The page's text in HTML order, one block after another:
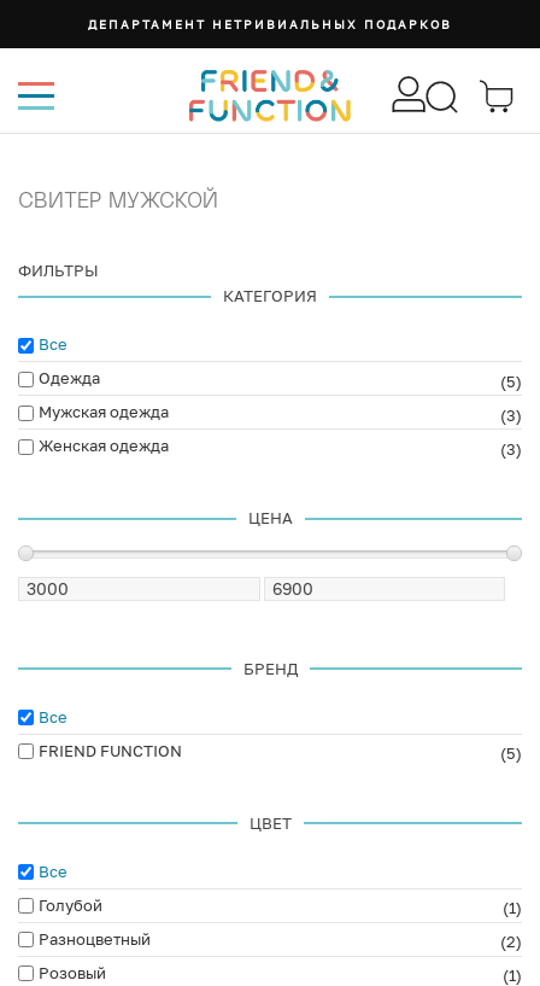
ДЕПАРТАМЕНТ НЕТРИВИАЛЬНЫХ ПОДАРКОВ
СВИТЕР МУЖСКОЙ
ФИЛЬТРЫ
КАТЕГОРИЯ
Все
Одежда
(5)
Мужская одежда
(3)
Женская одежда
(3)
ЦЕНА
БРЕНД
Все
FRIEND FUNCTION
(5)
ЦВЕТ
Все
Голубой
(1)
Разноцветный
(2)
Розовый
(1)